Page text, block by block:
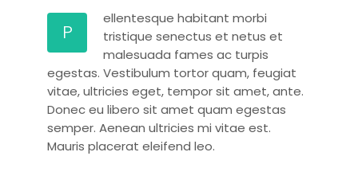
P
ellentesque habitant morbi
tristique senectus et netus et
malesuada fames ac turpis
egestas. Vestibulum tortor quam, feugiat
vitae, ultricies eget, tempor sit amet, ante.
Donec eu libero sit amet quam egestas
semper. Aenean ultricies mi vitae est.
Mauris placerat eleifend leo.